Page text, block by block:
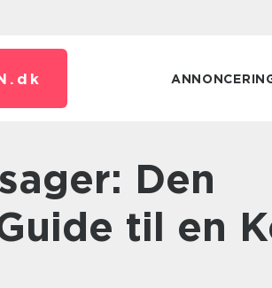
dk
til en